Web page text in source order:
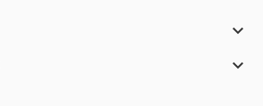
keyboard_arrow_down
keyboard_arrow_down